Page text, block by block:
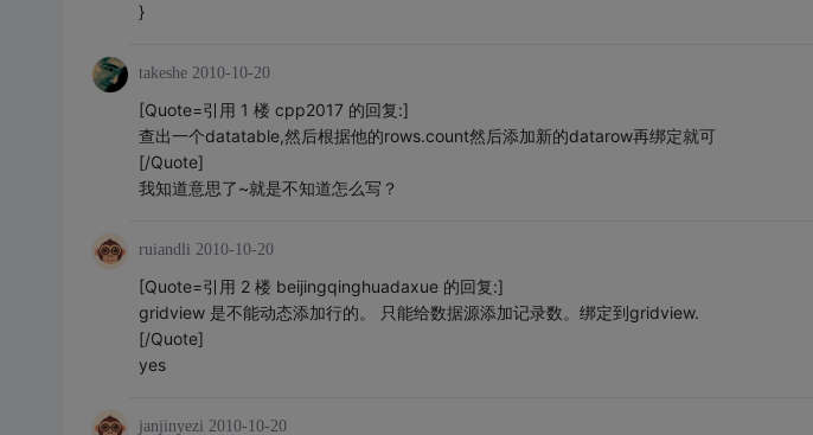
}
takeshe 2010-10-20
[Quote=引用 1 楼 cpp2017 的回复:]
查出一个datatable,然后根据他的rows.count然后添加新的datarow再绑定就可
[/Quote]
我知道意思了~就是不知道怎么写？
ruiandli 2010-10-20
[Quote=引用 2 楼 beijingqinghuadaxue 的回复:]
gridview 是不能动态添加行的。 只能给数据源添加记录数。绑定到gridview.
[/Quote]
yes
janjinyezi 2010-10-20